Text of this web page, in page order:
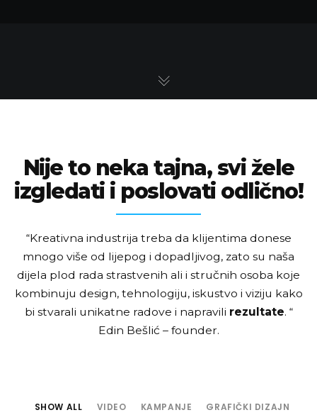
Nije to neka tajna, svi žele
izgledati i poslovati odlično!
“Kreativna industrija treba da klijentima donese
mnogo više od lijepog i dopadljivog, zato su naša
dijela plod rada strastvenih ali i stručnih osoba koje
kombinuju design, tehnologiju, iskustvo i viziju kako
bi stvarali unikatne radove i napravili rezultate. “
Edin Bešlić – founder.
SHOW ALL VIDEO KAMPANJE GRAFIČKI DIZAJN